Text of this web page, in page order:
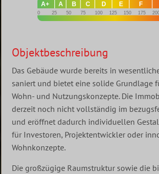
0 25 50 75 100 125 150 175
F
E
D
C
B
A
A+
Objektbeschreibung
Das Gebäude wurde bereits in
saniert und bietet eine solide Grundlage
Wohn- und Nutzungskonzepte. Die
derzeit noch nicht vollständig im
und eröffnet dadurch individuellen
für Investoren, Projektentwickler oder
Wohnkonzepte.
Die großzügige Raumstruktur sowie die